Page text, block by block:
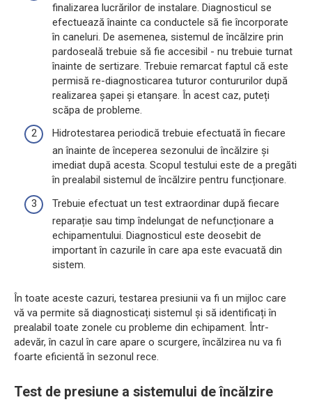
finalizarea lucrărilor de instalare. Diagnosticul se
efectuează înainte ca conductele să fie încorporate
în caneluri. De asemenea, sistemul de încălzire prin
pardoseală trebuie să fie accesibil - nu trebuie turnat
înainte de sertizare. Trebuie remarcat faptul că este
permisă re-diagnosticarea tuturor contururilor după
realizarea șapei și etanșare. În acest caz, puteți
scăpa de probleme.
Hidrotestarea periodică trebuie efectuată în fiecare
an înainte de începerea sezonului de încălzire și
imediat după acesta. Scopul testului este de a pregăti
în prealabil sistemul de încălzire pentru funcționare.
Trebuie efectuat un test extraordinar după fiecare
reparație sau timp îndelungat de nefuncționare a
echipamentului. Diagnosticul este deosebit de
important în cazurile în care apa este evacuată din
sistem.
În toate aceste cazuri, testarea presiunii va fi un mijloc care
vă va permite să diagnosticați sistemul și să identificați în
prealabil toate zonele cu probleme din echipament. Într-
adevăr, în cazul în care apare o scurgere, încălzirea nu va fi
foarte eficientă în sezonul rece.
Test de presiune a sistemului de încălzire